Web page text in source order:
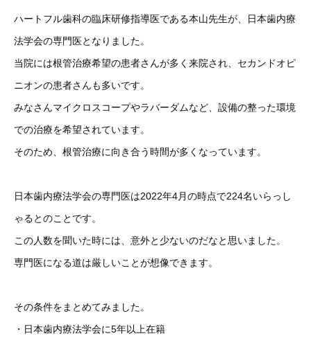
ハートフル歯科の臨床研修指導医である本山先生が、日本歯内療
法学会の専門医となりました。
当院には根管治療希望の患者さんが多く来院され、セカンドオピ
ニオンの患者さんも多いです。
みなさんマイクロスコープやラバーダムなど、設備の整った環境
での治療を希望されています。
そのため、根管治療に向き合う時間が多くなっています。
日本歯内療法学会の専門医は2022年4月の時点で224名いらっし
ゃるとのことです。
この人数を聞いた時には、意外と少ないのだなと思いました。
専門医になる道は厳しいことが想像できます。
その条件をまとめてみました。
・日本歯内療法学会に5年以上在籍